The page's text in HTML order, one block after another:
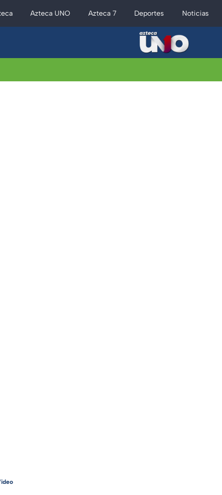
Azteca UNO Azteca 7 Deportes Noticias